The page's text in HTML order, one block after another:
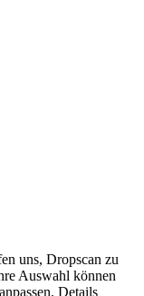
uns, Dropscan zu
Auswahl können
Details